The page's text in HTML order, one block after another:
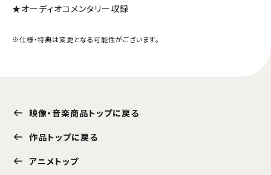
★オーディオコメンタリー収録
※仕様・特典は変更となる可能性がございます。
映像・音楽商品トップに戻る
作品トップに戻る
アニメトップ